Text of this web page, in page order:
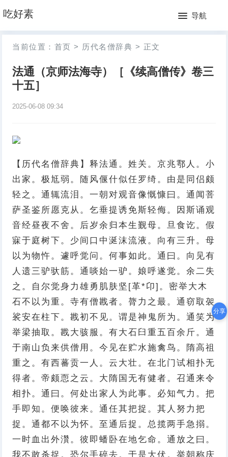
吃好素 导航
网
站
月
当前位置： 首页 > 历代名僧辞典 > 正文
法通（京师法海寺）［《续高僧传》卷三
十五］
2025-06-08 09:34
【历代名僧辞典】释法通。姓关。京兆鄠人。小
出家。极尪弱。随风偃什似任罗绮。由是同侣颇
轻之。通辄流泪。一朝对观音像慨慷曰。通闻菩
萨圣鉴所愿克从。乞垂提诱免斯轻侮。因斯诵观
音经昼夜不舍。后岁余归本生觐母。旦食讫。假
寐于庭树下。少间口中涎沫流液。向有三升。母
以为物忤。遽呼觉问。何事如此。通曰。向见有
人遗三驴驮筋。通啖始一驴。娘呼遂觉。余二失
之。自尔觉身力雄勇肌肤坚[革*卬]。密举大木
石不以为重。寺有僧戡者。膂力之最。通窃取袈
裟安在柱下。戡初不见。谓是神鬼所为。通笑为
举梁抽取。戡大骇服。有大石臼重五百余斤。通
于南山负来供僧用。今见在贮水施禽鸟。隋高祖
重之。有西蕃贡一人。云大壮。在北门试相扑无
得者。帝颇恧之云。大隋国无有健者。召通来令
相扑。通曰。何处出家人为此事。必知气力。把
手即知。便唤彼来。通任其把捉。其人努力把
捉。通都不以为怀。至通后捉。总揽两手急搦。
一时血出外灒。彼即蟠卧在地乞命。通放之曰。
我不敢杀捉。恐尔手碎去。于是大伏。举朝称庆
分享